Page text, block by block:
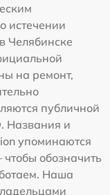
истечении
Челябинске
на ремонт,
публичной
Названия и
упоминаются
обозначить
Наша